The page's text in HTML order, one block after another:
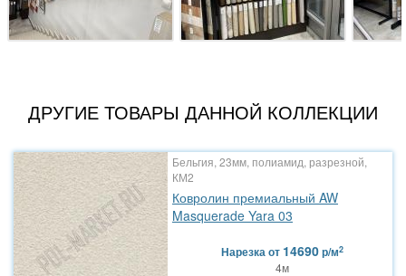
ДРУГИЕ ТОВАРЫ ДАННОЙ КОЛЛЕКЦИИ
Бельгия, 23мм, полиамид, разрезной,
КМ2
Ковролин премиальный AW
Masquerade Yara 03
Нарезкаот 14690р/м2
4м